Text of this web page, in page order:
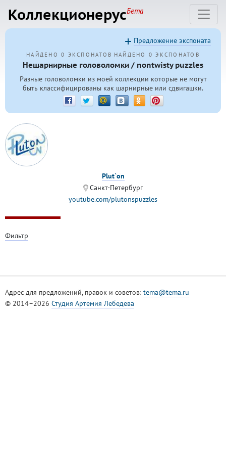
КоллекционерусБета
НАЙДЕНО 0 ЭКСПОНАТОВ НАЙДЕНО 0 ЭКСПОНАТОВ
Нешарнирные головоломки / nontwisty puzzles
Разные головоломки из моей коллекции которые не могут
быть классифицированы как шарнирные или сдвигашки.
Предложение экспоната
Plut`on
Санкт-Петербург
youtube.com/plutonspuzzles
Фильтр
Адрес для предложений, правок и советов: tema@tema.ru
© 2014–2026 Студия Артемия Лебедева